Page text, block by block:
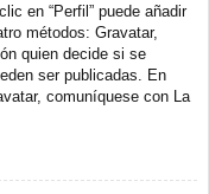
en “Perfil” puede añadir
métodos: Gravatar,
quien decide si se
ser publicadas. En
comuníquese con La